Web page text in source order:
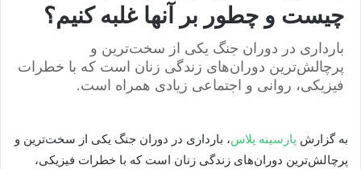
چیست و چطور بر آنها غلبه کنیم؟
بارداری در دوران جنگ یکی از سخت‌ترین و
پرچالش‌ترین دوران‌های زندگی زنان است که با خطرات
فیزیکی، روانی و اجتماعی زیادی همراه است.
به گزارش پارسینه پلاس، بارداری در دوران جنگ یکی از سخت‌ترین و
پرچالش‌ترین دوران‌های زندگی زنان است که با خطرات فیزیکی،